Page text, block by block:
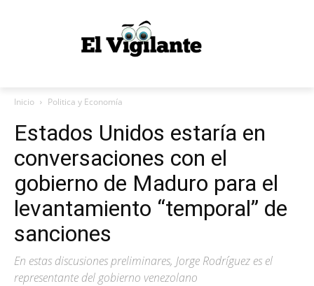
Inicio Politica y Economía
Estados Unidos estaría en
conversaciones con el
gobierno de Maduro para el
levantamiento “temporal” de
sanciones
En estas discusiones preliminares, Jorge Rodríguez es el
representante del gobierno venezolano